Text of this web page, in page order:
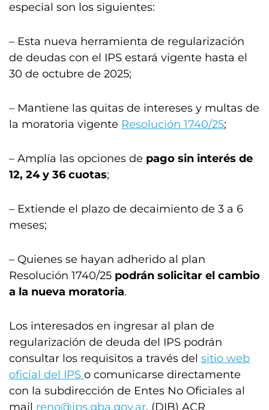
especial son los siguientes:
– Esta nueva herramienta de regularización
de deudas con el IPS estará vigente hasta el
30 de octubre de 2025;
– Mantiene las quitas de intereses y multas de
la moratoria vigente Resolución 1740/25;
– Amplía las opciones de pago sin interés de
12, 24 y 36 cuotas;
– Extiende el plazo de decaimiento de 3 a 6
meses;
– Quienes se hayan adherido al plan
Resolución 1740/25 podrán solicitar el cambio
a la nueva moratoria.
Los interesados en ingresar al plan de
regularización de deuda del IPS podrán
consultar los requisitos a través del sitio web
oficial del IPS o comunicarse directamente
con la subdirección de Entes No Oficiales al
mail reno@ips.gba.gov.ar. (DIB) ACR